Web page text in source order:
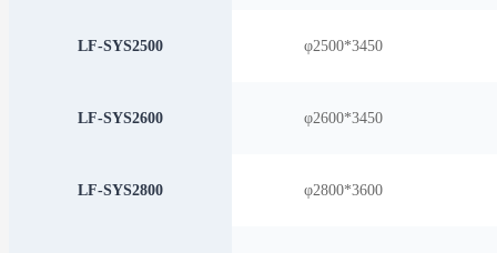
LF-SYS2500 φ2500*3450
LF-SYS2600 φ2600*3450
LF-SYS2800 φ2800*3600